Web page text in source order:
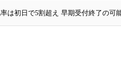
は初日で5割超え 早期受付終了の可